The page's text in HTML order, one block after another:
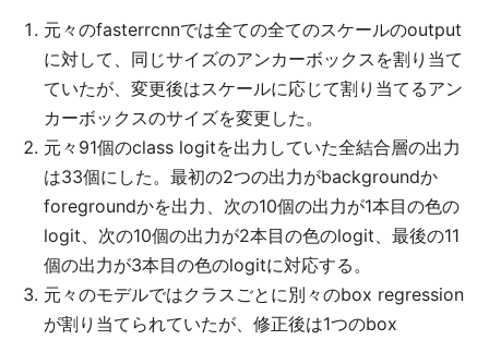
元々のfasterrcnnでは全ての全てのスケールのoutput
に対して、同じサイズのアンカーボックスを割り当て
ていたが、変更後はスケールに応じて割り当てるアン
カーボックスのサイズを変更した。
元々91個のclass logitを出力していた全結合層の出力
は33個にした。最初の2つの出力がbackgroundか
foregroundかを出力、次の10個の出力が1本目の色の
logit、次の10個の出力が2本目の色のlogit、最後の11
個の出力が3本目の色のlogitに対応する。
元々のモデルではクラスごとに別々のbox regression
が割り当てられていたが、修正後は1つのbox